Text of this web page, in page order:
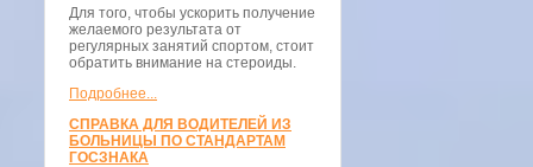
Для того, чтобы ускорить получение
желаемого результата от
регулярных занятий спортом, стоит
обратить внимание на стероиды.
Подробнее...
СПРАВКА ДЛЯ ВОДИТЕЛЕЙ ИЗ
БОЛЬНИЦЫ ПО СТАНДАРТАМ
ГОСЗНАКА